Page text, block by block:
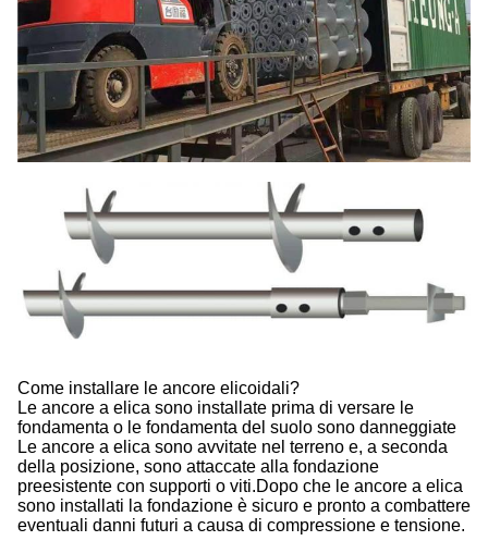
Come installare le ancore elicoidali?
Le ancore a elica sono installate prima di versare le
fondamenta o le fondamenta del suolo sono danneggiate
Le ancore a elica sono avvitate nel terreno e, a seconda
della posizione, sono attaccate alla fondazione
preesistente con supporti o viti.Dopo che le ancore a elica
sono installati la fondazione è sicuro e pronto a combattere
eventuali danni futuri a causa di compressione e tensione.